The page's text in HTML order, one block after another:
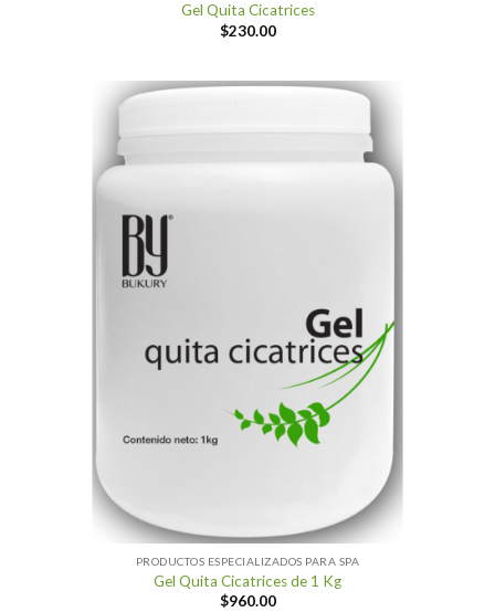
Gel Quita Cicatrices
$230.00
PRODUCTOS ESPECIALIZADOS PARA SPA
Gel Quita Cicatrices de 1 Kg
$960.00